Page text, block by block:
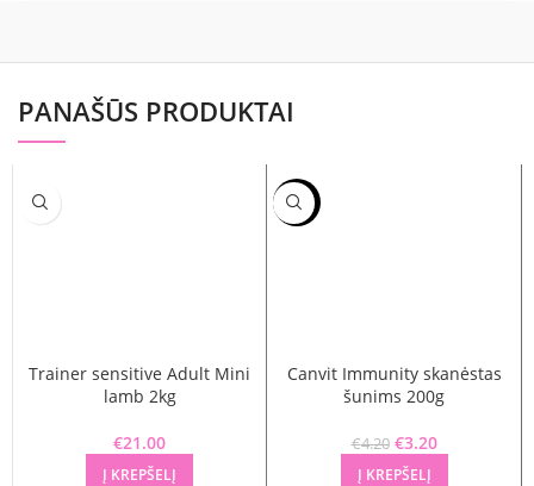
PANAŠŪS PRODUKTAI
Trainer sensitive Adult Mini
lamb 2kg
€21.00
Į KREPŠELĮ
-24%
Canvit Immunity skanėstas
šunims 200g
€4.20
Original price
was: €4.20.
€3.20
Į KREPŠELĮ